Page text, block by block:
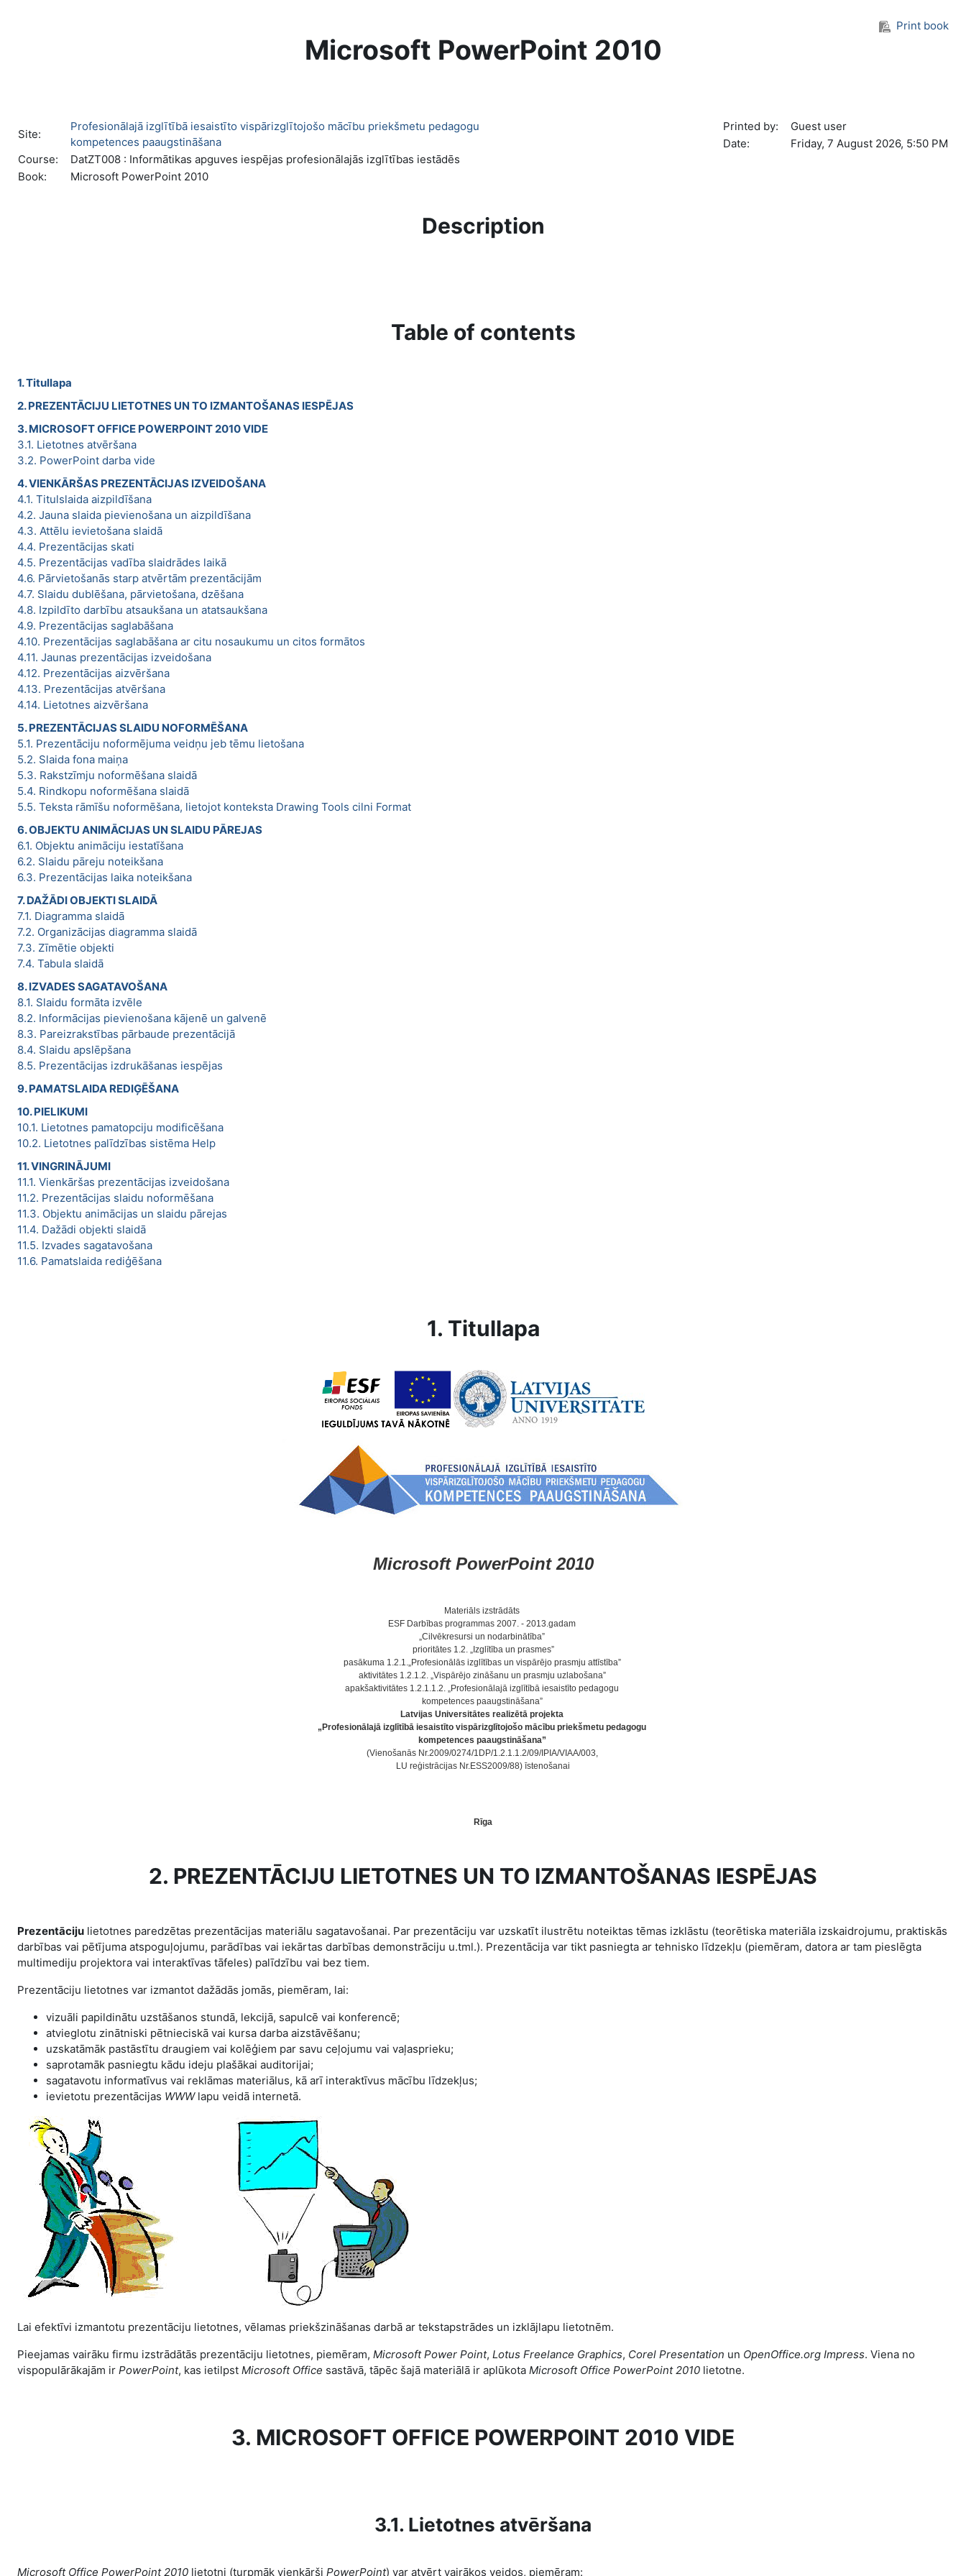
Print book
Microsoft PowerPoint 2010
Site:
Profesionālajā izglītībā iesaistīto vispārizglītojošo mācību priekšmetu pedagogu
kompetences paaugstināšana
Course:
DatZT008 : Informātikas apguves iespējas profesionālajās izglītības iestādēs
Book:
Microsoft PowerPoint 2010
Printed by:
Guest user
Date:
Friday, 7 August 2026, 5:50 PM
Description
Table of contents
1. Titullapa
2. PREZENTĀCIJU LIETOTNES UN TO IZMANTOŠANAS IESPĒJAS
3. MICROSOFT OFFICE POWERPOINT 2010 VIDE
3.1. Lietotnes atvēršana
3.2. PowerPoint darba vide
4. VIENKĀRŠAS PREZENTĀCIJAS IZVEIDOŠANA
4.1. Titulslaida aizpildīšana
4.2. Jauna slaida pievienošana un aizpildīšana
4.3. Attēlu ievietošana slaidā
4.4. Prezentācijas skati
4.5. Prezentācijas vadība slaidrādes laikā
4.6. Pārvietošanās starp atvērtām prezentācijām
4.7. Slaidu dublēšana, pārvietošana, dzēšana
4.8. Izpildīto darbību atsaukšana un atatsaukšana
4.9. Prezentācijas saglabāšana
4.10. Prezentācijas saglabāšana ar citu nosaukumu un citos formātos
4.11. Jaunas prezentācijas izveidošana
4.12. Prezentācijas aizvēršana
4.13. Prezentācijas atvēršana
4.14. Lietotnes aizvēršana
5. PREZENTĀCIJAS SLAIDU NOFORMĒŠANA
5.1. Prezentāciju noformējuma veidņu jeb tēmu lietošana
5.2. Slaida fona maiņa
5.3. Rakstzīmju noformēšana slaidā
5.4. Rindkopu noformēšana slaidā
5.5. Teksta rāmīšu noformēšana, lietojot konteksta Drawing Tools cilni Format
6. OBJEKTU ANIMĀCIJAS UN SLAIDU PĀREJAS
6.1. Objektu animāciju iestatīšana
6.2. Slaidu pāreju noteikšana
6.3. Prezentācijas laika noteikšana
7. DAŽĀDI OBJEKTI SLAIDĀ
7.1. Diagramma slaidā
7.2. Organizācijas diagramma slaidā
7.3. Zīmētie objekti
7.4. Tabula slaidā
8. IZVADES SAGATAVOŠANA
8.1. Slaidu formāta izvēle
8.2. Informācijas pievienošana kājenē un galvenē
8.3. Pareizrakstības pārbaude prezentācijā
8.4. Slaidu apslēpšana
8.5. Prezentācijas izdrukāšanas iespējas
9. PAMATSLAIDA REDIĢĒŠANA
10. PIELIKUMI
10.1. Lietotnes pamatopciju modificēšana
10.2. Lietotnes palīdzības sistēma Help
11. VINGRINĀJUMI
11.1. Vienkāršas prezentācijas izveidošana
11.2. Prezentācijas slaidu noformēšana
11.3. Objektu animācijas un slaidu pārejas
11.4. Dažādi objekti slaidā
11.5. Izvades sagatavošana
11.6. Pamatslaida rediģēšana
1. Titullapa
Microsoft PowerPoint 2010
Materiāls izstrādāts
ESF Darbības programmas 2007. - 2013.gadam
„Cilvēkresursi un nodarbinātība”
prioritātes 1.2. „Izglītība un prasmes”
pasākuma 1.2.1.„Profesionālās izglītības un vispārējo prasmju attīstība”
aktivitātes 1.2.1.2. „Vispārējo zināšanu un prasmju uzlabošana”
apakšaktivitātes 1.2.1.1.2. „Profesionālajā izglītībā iesaistīto pedagogu
kompetences paaugstināšana”
Latvijas Universitātes realizētā projekta
„Profesionālajā izglītībā iesaistīto vispārizglītojošo mācību priekšmetu pedagogu
kompetences paaugstināšana”
(Vienošanās Nr.2009/0274/1DP/1.2.1.1.2/09/IPIA/VIAA/003,
LU reģistrācijas Nr.ESS2009/88) īstenošanai
Rīga
2. PREZENTĀCIJU LIETOTNES UN TO IZMANTOŠANAS IESPĒJAS
Prezentāciju lietotnes paredzētas prezentācijas materiālu sagatavošanai. Par prezentāciju var uzskatīt ilustrētu noteiktas tēmas izklāstu (teorētiska materiāla izskaidrojumu, praktiskās
darbības vai pētījuma atspoguļojumu, parādības vai iekārtas darbības demonstrāciju u.tml.). Prezentācija var tikt pasniegta ar tehnisko līdzekļu (piemēram, datora ar tam pieslēgta
multimediju projektora vai interaktīvas tāfeles) palīdzību vai bez tiem.
Prezentāciju lietotnes var izmantot dažādās jomās, piemēram, lai:
vizuāli papildinātu uzstāšanos stundā, lekcijā, sapulcē vai konferencē;
atvieglotu zinātniski pētnieciskā vai kursa darba aizstāvēšanu;
uzskatāmāk pastāstītu draugiem vai kolēģiem par savu ceļojumu vai vaļasprieku;
saprotamāk pasniegtu kādu ideju plašākai auditorijai;
sagatavotu informatīvus vai reklāmas materiālus, kā arī interaktīvus mācību lī­dzekļus;
ievietotu prezentācijas WWWlapu veidā internetā.
Lai efektīvi izmantotu prezentāciju lietotnes, vēlamas priekšzināšanas darbā ar tekstapstrādes un izklājlapu lietotnēm.
Pieejamas vairāku firmu izstrādātās prezentāciju lietotnes, piemēram, Microsoft Power Point, Lotus Freelance Graphics, Corel Presentation un OpenOffice.org Impress. Viena no
vispopulārākajām ir PowerPoint, kas ietilpst Microsoft Office sastāvā, tāpēc šajā materiālā ir aplūkota Microsoft Office PowerPoint2010 lietotne.
3. MICROSOFT OFFICE POWERPOINT 2010 VIDE
3.1. Lietotnes atvēršana
Microsoft Office PowerPoint 2010 lietotni (turpmāk vienkārši PowerPoint) var atvērt vairākos veidos, piemēram: